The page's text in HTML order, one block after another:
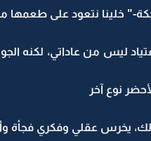
" خلينا نتعود على طعمها
ليس من عاداتي، لكنه
نوع آخر
يخرس عقلي وفكري فجأة